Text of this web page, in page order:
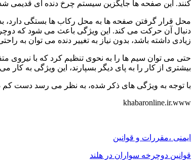
کنند. این صفحه ها جایگزین سیستم چرخ دنده ای قدیمی
محل قرار گرفتن صفحه ها به محل رکاب ها بستگی دارد،
دنبال آن حرکت می کند. این ویژگی باعث می شود که
زیادی داشته باشد، بدون نیاز به تغییر دنده می توان به
حتی می توان سیم ها را به نحوی تنظیم کرد که با نیروی
بیشتری از کار را به پای دیگر بسپارند، این ویژگی به کار
با توجه به ویژگی های ذکر شده، به نظر می رسد دست کم
khabaronline.ir.www
ایمنی ،مقررات و قوانین
قوانین دوچرخه سواران در هلند